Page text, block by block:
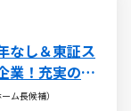
なし＆東証ス
業！充実の評
ム長候補）